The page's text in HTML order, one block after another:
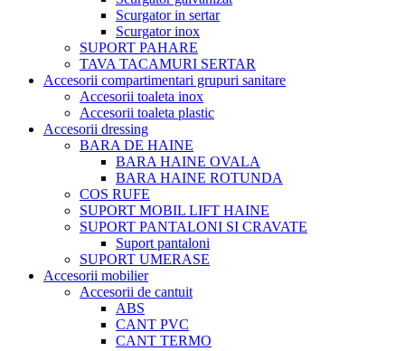
Scurgator in sertar
Scurgator inox
SUPORT PAHARE
TAVA TACAMURI SERTAR
Accesorii compartimentari grupuri sanitare
Accesorii toaleta inox
Accesorii toaleta plastic
Accesorii dressing
BARA DE HAINE
BARA HAINE OVALA
BARA HAINE ROTUNDA
COS RUFE
SUPORT MOBIL LIFT HAINE
SUPORT PANTALONI SI CRAVATE
Suport pantaloni
SUPORT UMERASE
Accesorii mobilier
Accesorii de cantuit
ABS
CANT PVC
CANT TERMO